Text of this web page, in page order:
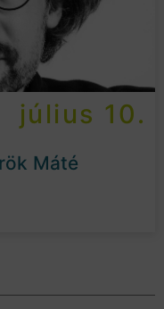
július 10.
Máté